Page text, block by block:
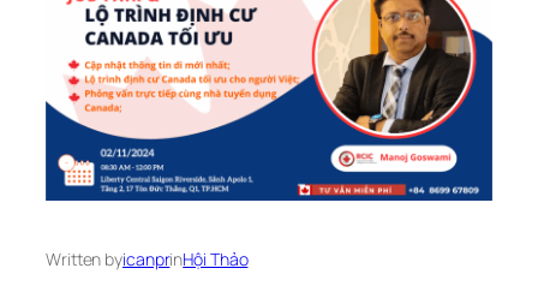
Written byicanprinHội Thảo